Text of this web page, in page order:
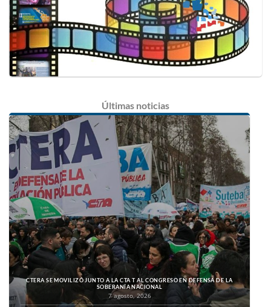
Últimas noticias
CTERA SE MOVILIZÓ JUNTO A LA CTA T AL CONGRESO EN DEFENSA DE LA
SOBERANÍA NACIONAL
7 agosto, 2026